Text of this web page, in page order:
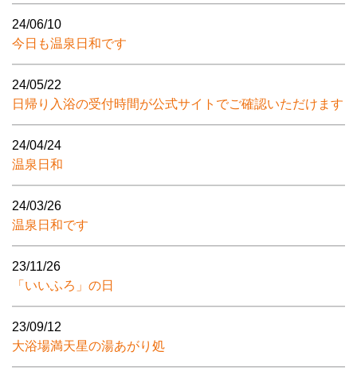
24/06/10
今日も温泉日和です
24/05/22
日帰り入浴の受付時間が公式サイトでご確認いただけます
24/04/24
温泉日和
24/03/26
温泉日和です
23/11/26
「いいふろ」の日
23/09/12
大浴場満天星の湯あがり処